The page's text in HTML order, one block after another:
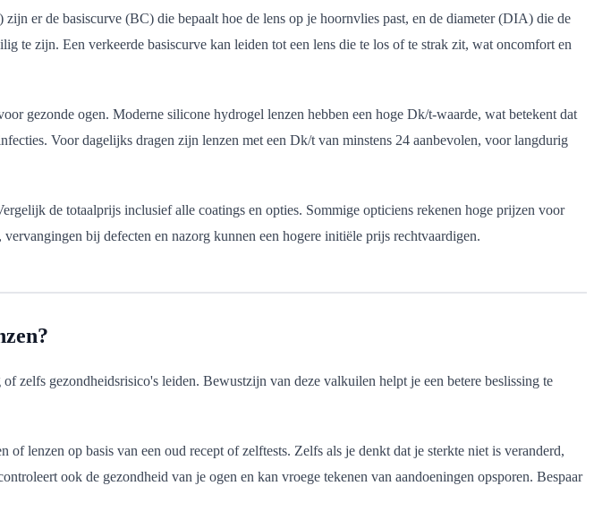
er de basiscurve (BC) die bepaalt hoe de lens op je hoornvlies past, en de diameter (DIA) die de
te zijn. Een verkeerde basiscurve kan leiden tot een lens die te los of te strak zit, wat oncomfort en
gezonde ogen. Moderne silicone hydrogel lenzen hebben een hoge Dk/t-waarde, wat betekent dat
Voor dagelijks dragen zijn lenzen met een Dk/t van minstens 24 aanbevolen, voor langdurig
de totaalprijs inclusief alle coatings en opties. Sommige opticiens rekenen hoge prijzen voor
bij defecten en nazorg kunnen een hogere initiële prijs rechtvaardigen.
zelfs gezondheidsrisico's leiden. Bewustzijn van deze valkuilen helpt je een betere beslissing te
lenzen op basis van een oud recept of zelftests. Zelfs als je denkt dat je sterkte niet is veranderd,
ook de gezondheid van je ogen en kan vroege tekenen van aandoeningen opsporen. Bespaar